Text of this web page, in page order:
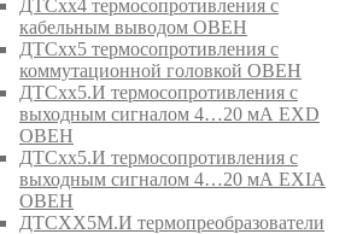
ДТСхх4 термосопротивления с
кабельным выводом ОВЕН
ДТСхх5 термосопротивления с
коммутационной головкой ОВЕН
ДТСхх5.И термосопротивления с
выходным сигналом 4…20 мА EXD
ОВЕН
ДТСхх5.И термосопротивления с
выходным сигналом 4…20 мА EXIA
ОВЕН
ДТСХХ5М.И термопреобразователи